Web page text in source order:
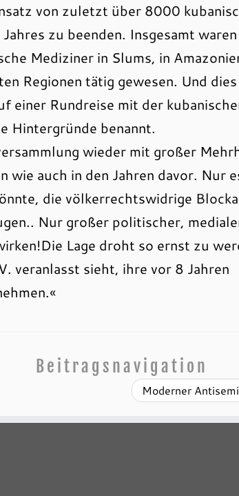
von zuletzt über 8000
zu beenden. Insgesamt
Mediziner in Slums, in
Regionen tätig gewesen. Und
einer Rundreise mit der
Hintergründe benannt.
wieder mit großer
wie auch in den Jahren davor. Nur
die völkerrechtswidrige
Nur großer politischer,
Lage droht so ernst zu
veranlasst sieht, ihre vor 8 Jahren
Beitragsnavigation
Moderner